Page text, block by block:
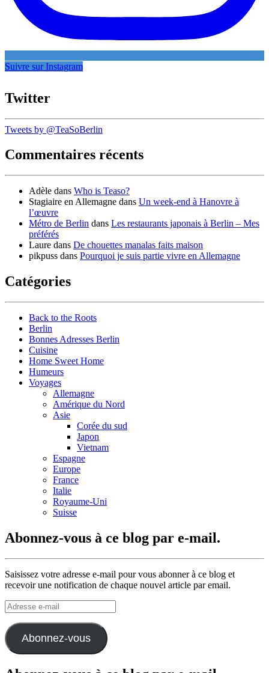
Suivre sur Instagram
Twitter
Tweets by @TeaSoBerlin
Commentaires récents
Adèle dans Who is Teaso?
Stagiaire en Allemagne dans Un week-end à Hanovre à
l’œuvre
Métro de Berlin dans Les restaurants japonais à Berlin – Mes
préférés
Laure dans De chouettes manalas faits maison
pikpuss dans Pourquoi je suis partie vivre en Allemagne
Catégories
Back to the Roots
Berlin
Bonnes Adresses Berlin
Cuisine
Home Sweet Home
Humeurs
Voyages
Allemagne
Amérique du Nord
Asie
Corée du sud
Japon
Vietnam
Espagne
Europe
France
Italie
Royaume-Uni
Suisse
Abonnez-vous à ce blog par e-mail.
Saisissez votre adresse e-mail pour vous abonner à ce blog et
recevoir une notification de chaque nouvel article par email.
Adresse
e-
mail
Abonnez-vous